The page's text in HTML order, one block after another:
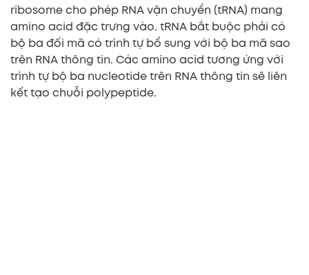
ribosome cho phép RNA vận chuyển (tRNA) mang
amino acid đặc trưng vào. tRNA bắt buộc phải có
bộ ba đối mã có trình tự bổ sung với bộ ba mã sao
trên RNA thông tin. Các amino acid tương ứng với
trình tự bộ ba nucleotide trên RNA thông tin sẽ liên
kết tạo chuỗi polypeptide.